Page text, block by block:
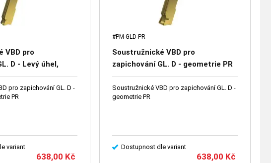
VBD pro
D - Levý úhel,
pro zapichování GL. D -
PR
variant
638,00 Kč
#PM-GLD-PR
Soustružnické VBD pro
zapichování GL. D - geometrie PR
Soustružnické VBD pro zapichování GL. D -
geometrie PR
Dostupnost dle variant
638,00 Kč